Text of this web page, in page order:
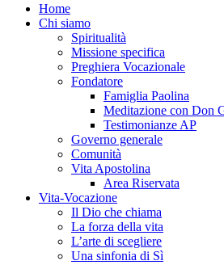
Home
Chi siamo
Spiritualità
Missione specifica
Preghiera Vocazionale
Fondatore
Famiglia Paolina
Meditazione con Don
Testimonianze AP
Governo generale
Comunità
Vita Apostolina
Area Riservata
Vita-Vocazione
Il Dio che chiama
La forza della vita
L’arte di scegliere
Una sinfonia di Sì